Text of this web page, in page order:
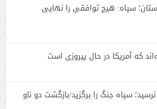
سپاه: هیچ توافقی را نهایی
که آمریکا در حال پیروزی است
سپاه جنگ را برگزید/بازگشت دو ناو